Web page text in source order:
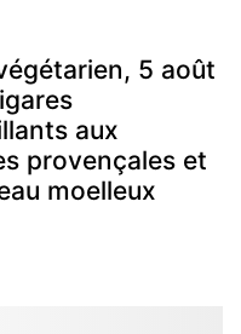
5 août
aux
provençales et
moelleux